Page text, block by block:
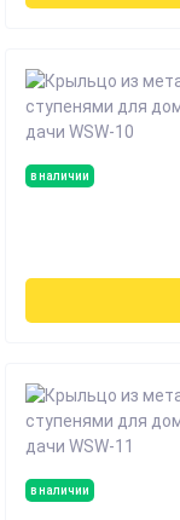
в наличии
в наличии